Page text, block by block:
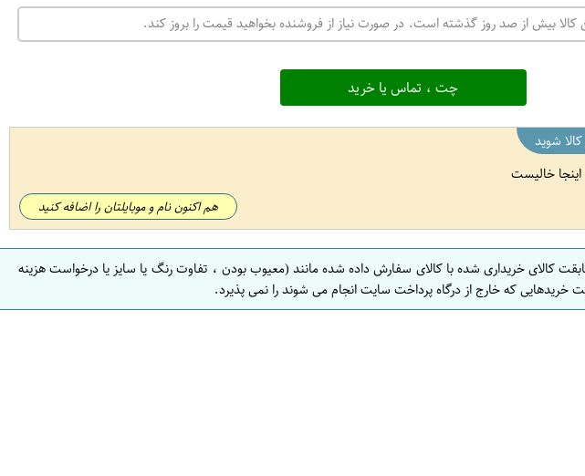
کالا بیش از صد روز گذشته است. در صورت نیاز از فروشنده بخواهید قیمت را بروز کند.
چت ، تماس یا خرید
شوید
اینجا خالیست
هم اکنون نام و موبایلتان را اضافه کنید
کالای خریداری شده با کالای سفارش داده شده مانند (معیوب بودن ، تفاوت رنگ یا سایز یا درخواست هزینه
که خارج از درگاه پرداخت سایت انجام می شوند را نمی پذیرد.